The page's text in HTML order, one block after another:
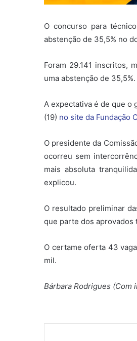
O concurso para
abstenção de 35,5% no
Foram 29.141 inscritos,
uma abstenção de 35,5%.
A expectativa é de que o
(19) no site da Fundação
O presidente da
ocorreu sem
mais absoluta
explicou.
O resultado preliminar
que parte dos aprovados
O certame oferta 43
mil.
Bárbara Rodrigues (Com